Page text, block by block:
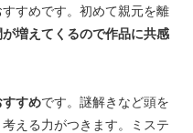
すめです。初めて親元を離
増えてくるので作品に共感
すめです。謎解きなど頭を
える力がつきます。ミステ